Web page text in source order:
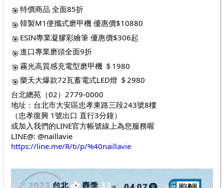
特價商品 全面85折
韓製M1便攜式磨甲機 優惠價$10880
ESIN專業凝膠彩繪筆 優惠價$306起
進口專業磨頭全面9折
霧光高質感充電型磨甲機 ＄1980
樂天大爆款72瓦蓄電式LED燈 ＄2980
台北總苑（02）2779-0000
地址：台北市大安區忠孝東路三段243號8樓
（忠孝復興 1號出口 直行3分鐘）
或加入我們的LINE官方帳號線上為您服務喔
LINE@: @naillavie
https://line.me/R/ti/p/%40naillavie